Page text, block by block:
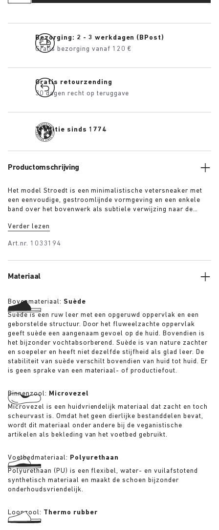
Bezorging: 2 - 3 werkdagen (BPost)
Gratis bezorging vanaf 120 €
Gratis retourzending
30 dagen recht op teruggave
Traditie sinds 1774
Productomschrijving
Het model Stroedt is een minimalistische vetersneaker met
een eenvoudige, gestroomlijnde vormgeving en een enkele
band over het bovenwerk als subtiele verwijzing naar de
beschikbaar in het marone en taupe en biedt dagelijks
Verder lezen
Art.nr. 1033194
Materiaal
Bovenmateriaal: Suède
Suède is een ruw leer met een opgeruwd oppervlak en een
geborstelde structuur. Door het fluweelzachte oppervlak
geeft suède een aangenaam gevoel op de huid. Bovendien is
het bijzonder vochtabsorberend. Suède is van nature zachter
en soepeler en heeft niet dezelfde stijfheid als glad leer. De
stabiliteit van suède verschilt bovendien van huid tot huid. Er
is geen sprake van een materiaal- of productiefout.
Binnenzool: Microvezel
Microvezel is een huidvriendelijk materiaal dat zacht en toch
scheurvast is. Omdat het geen dierlijke bestanddelen bevat,
wordt dit materiaal onder andere bij de veganistische
artikelen als bekleding van het voetbed gebruikt.
Voetbedmateriaal: Polyurethaan
Polyurethaan (PU) is een flexibel, water- en vuilafstotend
synthetisch materiaal en maakt de schoen bijzonder
onderhoudsvriendelijk.
Loopzool: Thermo rubber